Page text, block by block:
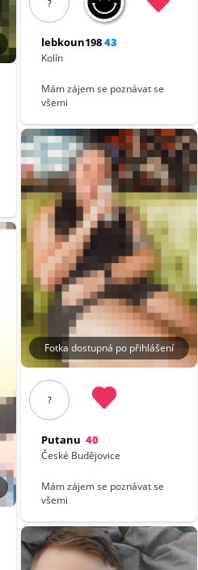
?
lebkoun19843
Kolín
Mám zájem se poznávat se
všemi
Fotka dostupná po přihlášení
?
Putanu 40
České Budějovice
Mám zájem se poznávat se
všemi